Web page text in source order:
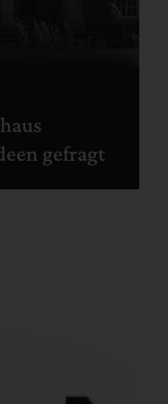
gefragt